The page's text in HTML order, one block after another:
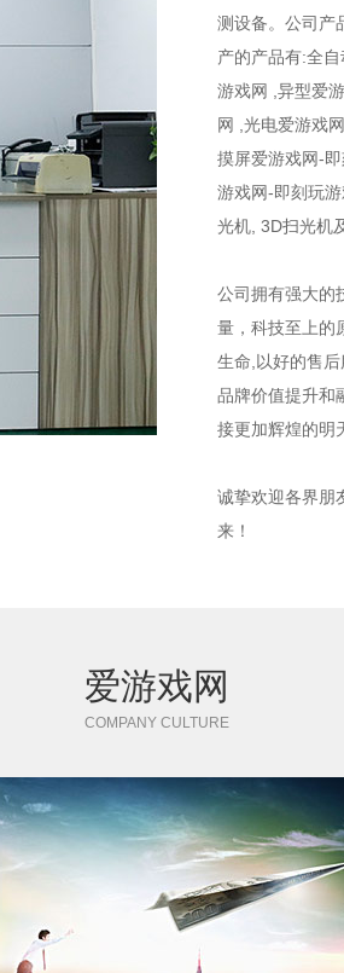
测设备。公司产
产的产品有:全
游戏网 ,异型爱
网 ,光电爱游戏
摸屏爱游戏网-
游戏网-即刻玩
光机, 3D扫光机
公司拥有强大的
量，科技至上的
生命,以好的售
品牌价值提升和
接更加辉煌的明
诚挚欢迎各界朋
来！
爱游戏网
COMPANY CULTURE